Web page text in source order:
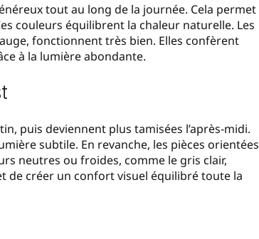
tout au long de la journée. Cela permet
couleurs équilibrent la chaleur naturelle. Les
fonctionnent très bien. Elles confèrent
à la lumière abondante.
puis deviennent plus tamisées l’après-midi.
subtile. En revanche, les pièces orientées
neutres ou froides, comme le gris clair,
de créer un confort visuel équilibré toute la